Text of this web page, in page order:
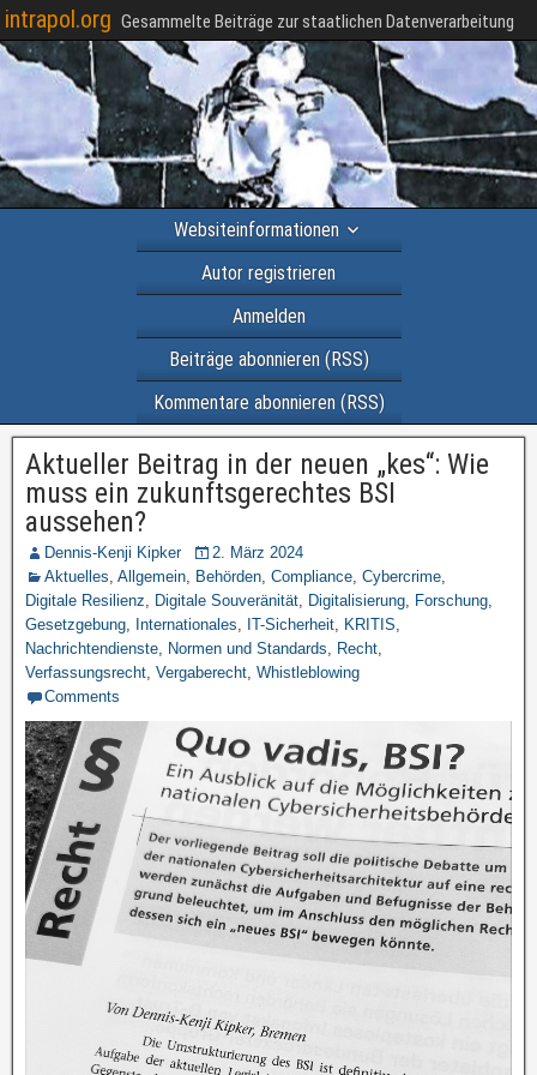
intrapol.org Gesammelte Beiträge zur staatlichen Datenverarbeitung
Websiteinformationen
Autor registrieren
Anmelden
Beiträge abonnieren (RSS)
Kommentare abonnieren (RSS)
Aktueller Beitrag in der neuen „kes“: Wie
muss ein zukunftsgerechtes BSI
aussehen?
Dennis-Kenji Kipker
2. März 2024
Aktuelles, Allgemein, Behörden, Compliance, Cybercrime,
Digitale Resilienz, Digitale Souveränität, Digitalisierung, Forschung,
Gesetzgebung, Internationales, IT-Sicherheit, KRITIS,
Nachrichtendienste, Normen und Standards, Recht,
Verfassungsrecht, Vergaberecht, Whistleblowing
Comments